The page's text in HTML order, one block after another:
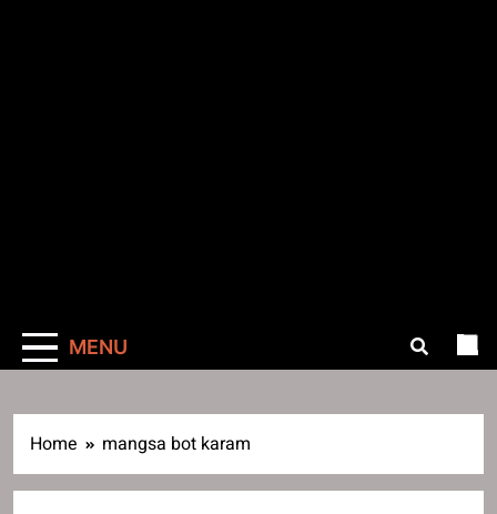
MENU
Home mangsa bot karam